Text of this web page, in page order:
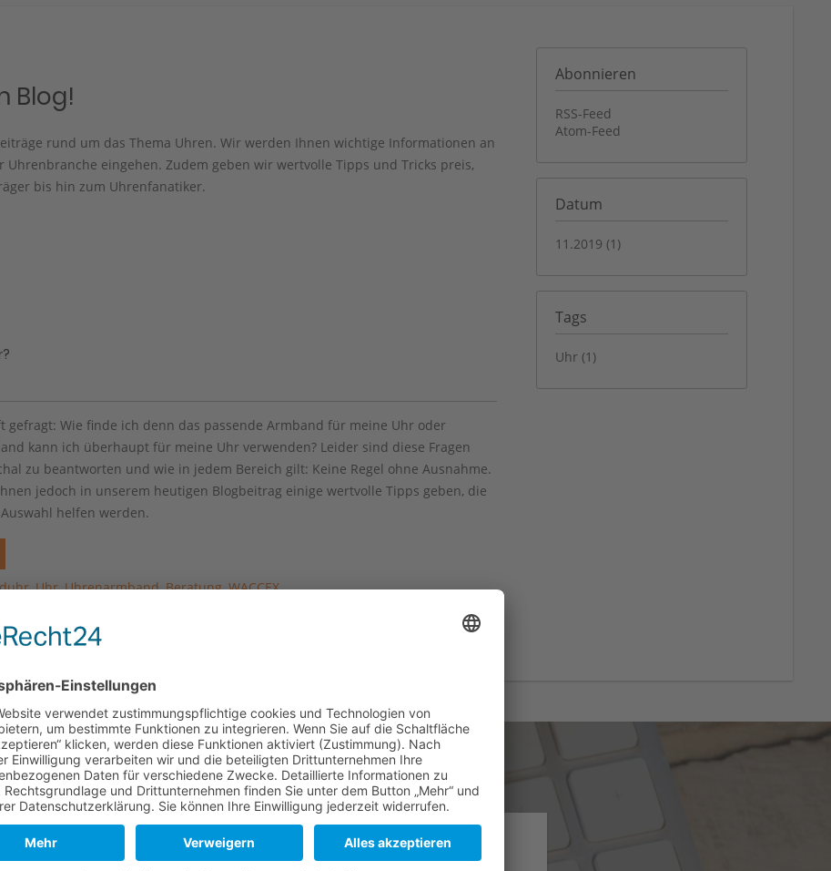
Abonnieren
RSS-Feed
Atom-Feed
Datum
11.2019 (1)
Tags
Uhr (1)
Blog!
rund um das Thema Uhren. Wir werden Ihnen wichtige Informationen an
eingehen. Zudem geben wir wertvolle Tipps und Tricks preis,
bis hin zum Uhrenfanatiker.
gefragt: Wie finde ich denn das passende Armband für meine Uhr oder
kann ich überhaupt für meine Uhr verwenden? Leider sind diese Fragen
zu beantworten und wie in jedem Bereich gilt: Keine Regel ohne Ausnahme.
jedoch in unserem heutigen Blogbeitrag einige wertvolle Tipps geben, die
helfen werden.
,Uhr,Uhrenarmband,Beratung,WACCEX